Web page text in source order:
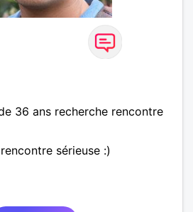
36 ans recherche rencontre
sérieuse :)